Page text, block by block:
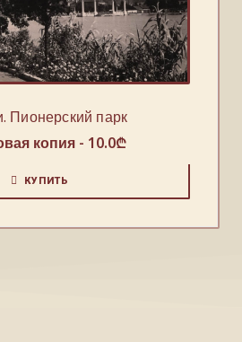
Пионерский парк
копия - 10.0₾
КУПИТЬ